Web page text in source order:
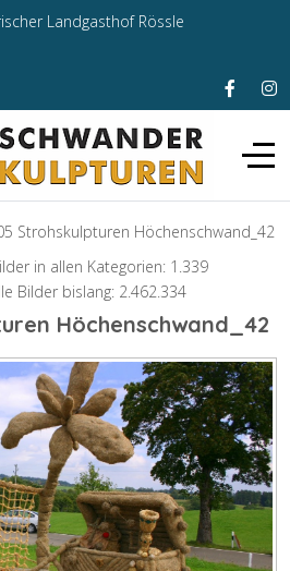
Landgasthof Rössle
Strohskulpturen Höchenschwand_42
in allen Kategorien: 1.339
Bilder bislang: 2.462.334
Höchenschwand_42